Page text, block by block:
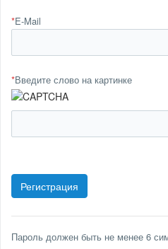
*E-Mail
*Введите слово на картинке
Пароль должен быть не менее 6